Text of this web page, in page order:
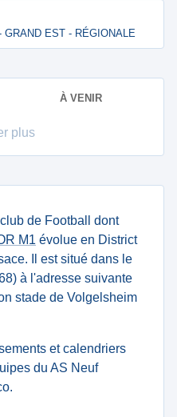
GRAND EST - RÉGIONALE
À VENIR
plus
de Football dont
M1 évolue en District
Il est situé dans le
à l'adresse suivante
stade de Volgelsheim
et calendriers
du AS Neuf